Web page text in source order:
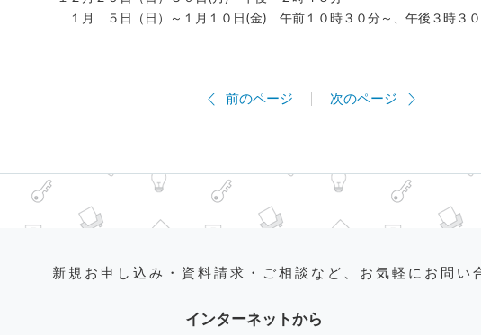
１月 ５日（日）～１月１０日(金) 午前１０時３０分～、午後３時３０分
前のページ 次のページ
新規お申し込み・資料請求・ご相談など、お気軽にお問い
インターネットから